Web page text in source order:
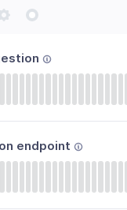
endpoint